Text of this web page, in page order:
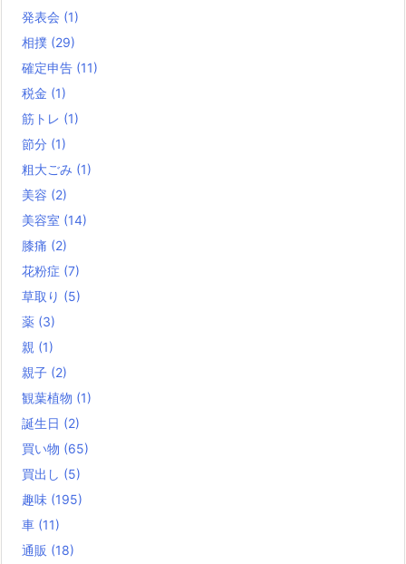
発表会 (1)
相撲 (29)
確定申告 (11)
税金 (1)
筋トレ (1)
節分 (1)
粗大ごみ (1)
美容 (2)
美容室 (14)
膝痛 (2)
花粉症 (7)
草取り (5)
薬 (3)
親 (1)
親子 (2)
観葉植物 (1)
誕生日 (2)
買い物 (65)
買出し (5)
趣味 (195)
車 (11)
通販 (18)